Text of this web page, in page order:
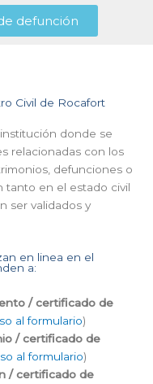
defunción
Civil de Rocafort
donde se
relacionadas con los
defunciones o
tanto en el estado civil
ser validados y
en linea en el
a:
/ certificado de
al formulario)
/ certificado de
al formulario)
/ certificado de